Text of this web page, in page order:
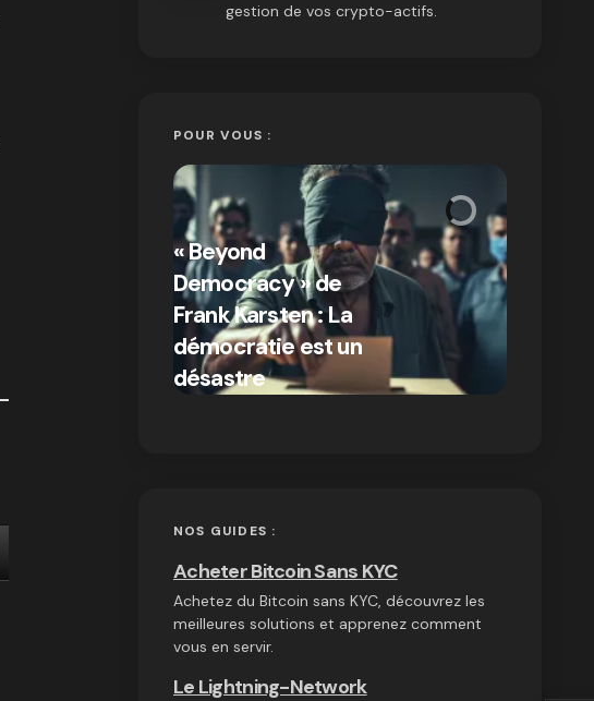
gestion de vos crypto-actifs.
POUR VOUS :
« Beyond
Democracy » de
Frank Karsten : La
démocratie est un
désastre
on 03/10/2024
NOS GUIDES :
Acheter Bitcoin Sans KYC
Achetez du Bitcoin sans KYC, découvrez les
meilleures solutions et apprenez comment
vous en servir.
Le Lightning-Network